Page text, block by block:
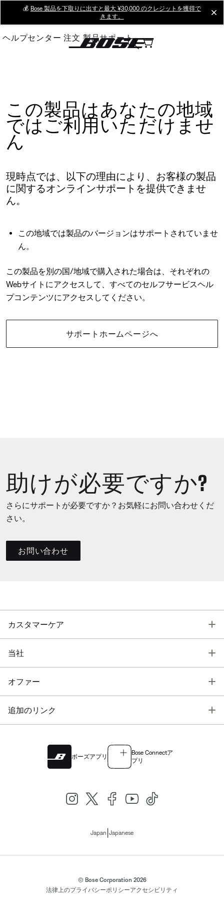
Main
💰 Bose 製品を下取りに出すと最大 ¥30,000 のクレジットを獲得で
きます。
ヘルプセンター 注文 製品サポート
この製品はあなたの地域
ではご利用いただけませ
ん
現時点では、以下の理由により、お客様の製品
に関するオンラインサポートを提供できませ
ん。
この地域では製品のバージョンはサポートされていませ
ん。
この製品を別の国/地域で購入された場合は、それぞれの
Webサイトにアクセスして、すべてのセルフサービスヘル
プコンテンツにアクセスしてください。
サポートホームページへ
助けが必要ですか?
さらにサポートが必要ですか？お気軽にお問い合わせくだ
さい。
お問い合わせ
カスタマーケア
当社
オファー
追加のリンク
ボーズアプリ
Bose Connectア
プリ
Japan Japanese
© Bose Corporation 2026
法律上のプライバシーポリシーアクセシビリティ